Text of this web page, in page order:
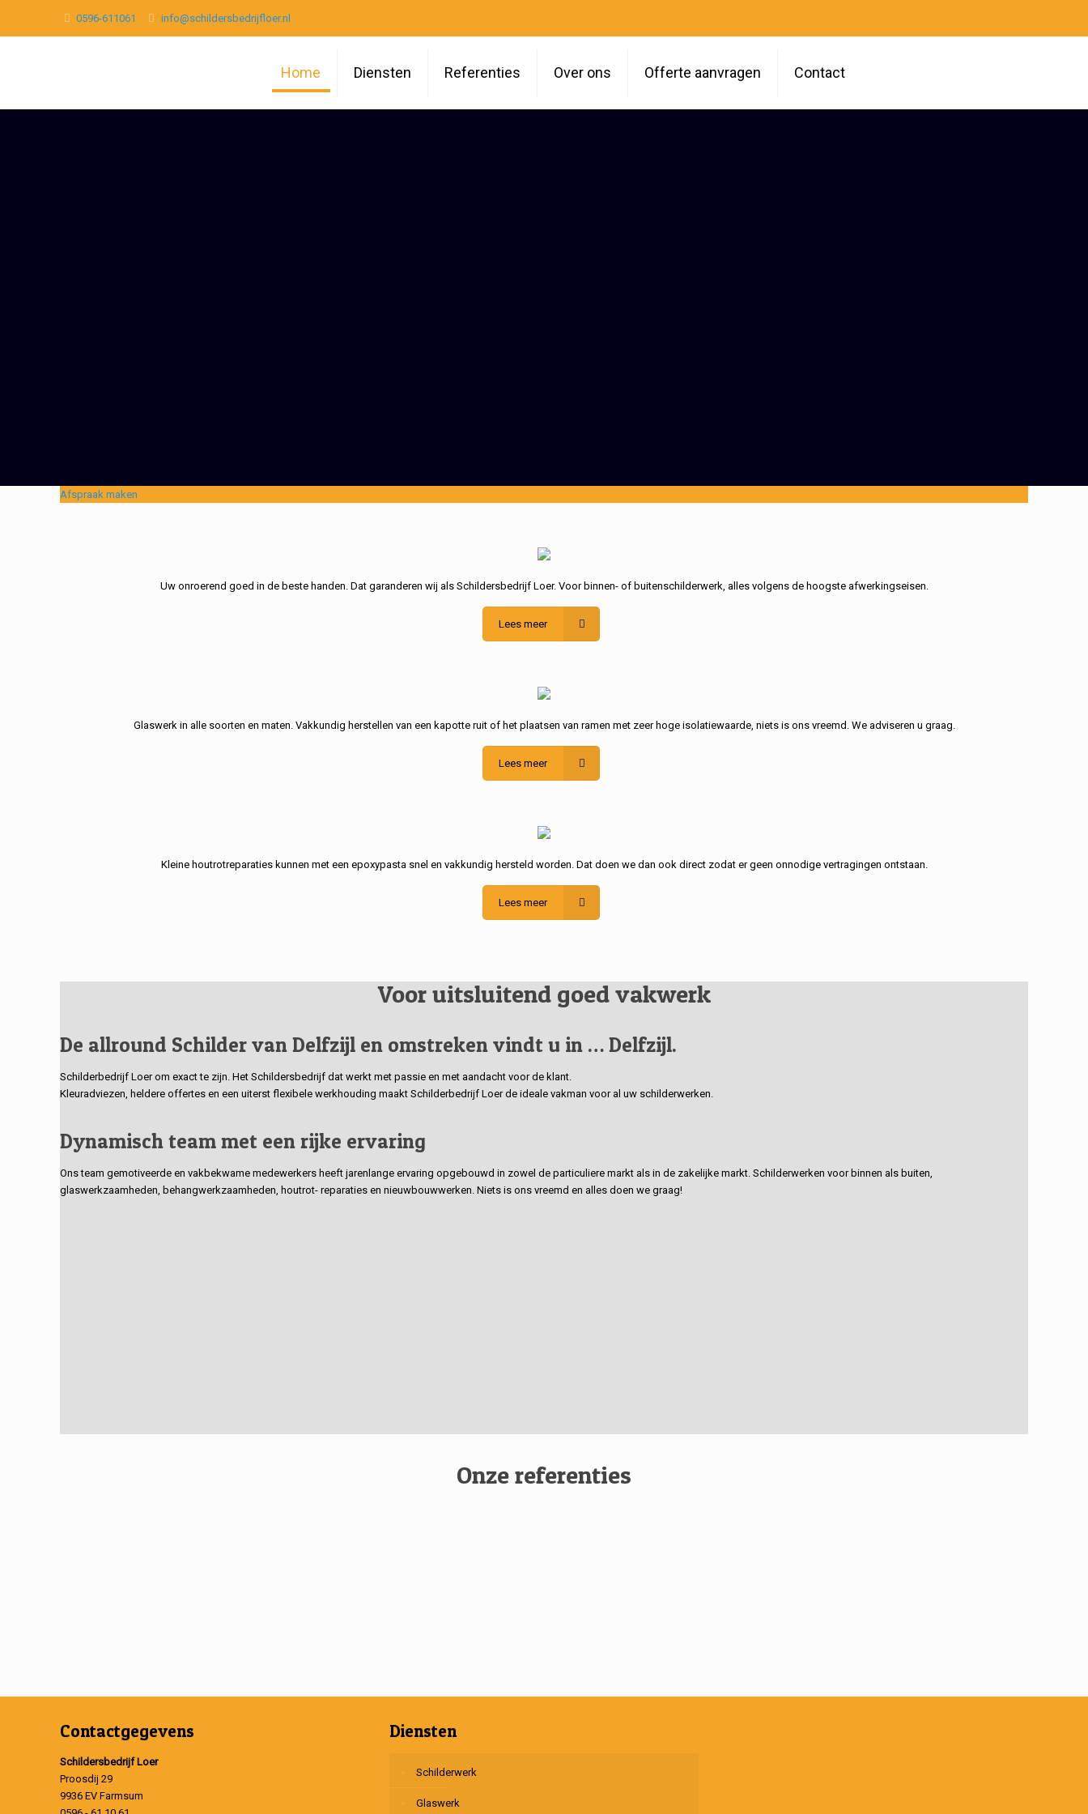
0596-611061 info@schildersbedrijfloer.nl
Home Diensten Referenties Over ons Offerte aanvragen Contact
Afspraak maken
Uw onroerend goed in de beste handen. Dat garanderen wij als Schildersbedrijf Loer. Voor binnen- of buitenschilderwerk, alles volgens de hoogste afwerkingseisen.
Lees meer
Glaswerk in alle soorten en maten. Vakkundig herstellen van een kapotte ruit of het plaatsen van ramen met zeer hoge isolatiewaarde, niets is ons vreemd. We adviseren u graag.
Lees meer
Kleine houtrotreparaties kunnen met een epoxypasta snel en vakkundig hersteld worden. Dat doen we dan ook direct zodat er geen onnodige vertragingen ontstaan.
Lees meer
Voor uitsluitend goed vakwerk
De allround Schilder van Delfzijl en omstreken vindt u in … Delfzijl.
Schilderbedrijf Loer om exact te zijn. Het Schildersbedrijf dat werkt met passie en met aandacht voor de klant.
Kleuradviezen, heldere offertes en een uiterst flexibele werkhouding maakt Schilderbedrijf Loer de ideale vakman voor al uw schilderwerken.
Dynamisch team met een rijke ervaring
Ons team gemotiveerde en vakbekwame medewerkers heeft jarenlange ervaring opgebouwd in zowel de particuliere markt als in de zakelijke markt. Schilderwerken voor binnen als buiten,
glaswerkzaamheden, behangwerkzaamheden, houtrot- reparaties en nieuwbouwwerken. Niets is ons vreemd en alles doen we graag!
Onze referenties
Contactgegevens
Schildersbedrijf Loer
Proosdij 29
9936 EV Farmsum
Diensten
Schilderwerk
Glaswerk